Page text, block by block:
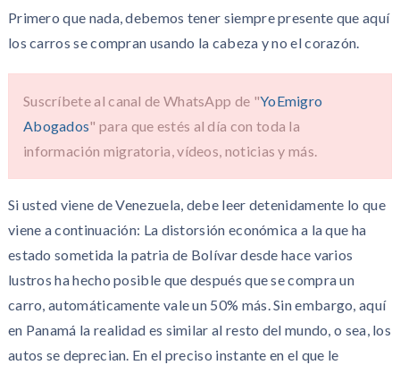
Primero que nada, debemos tener siempre presente que aquí
los carros se compran usando la cabeza y no el corazón.
Suscríbete al canal de WhatsApp de "YoEmigro
Abogados" para que estés al día con toda la
información migratoria, vídeos, noticias y más.
Si usted viene de Venezuela, debe leer detenidamente lo que
viene a continuación: La distorsión económica a la que ha
estado sometida la patria de Bolívar desde hace varios
lustros ha hecho posible que después que se compra un
carro, automáticamente vale un 50% más. Sin embargo, aquí
en Panamá la realidad es similar al resto del mundo, o sea, los
autos se deprecian. En el preciso instante en el que le